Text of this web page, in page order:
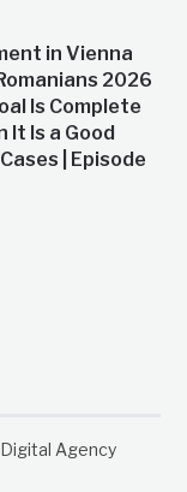
in Vienna
2026
Is Complete
It Is a Good
| Episode
Agency